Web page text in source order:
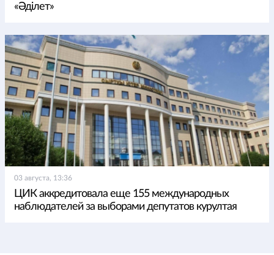
«Әділет»
03 августа, 13:36
ЦИК аккредитовала еще 155 международных
наблюдателей за выборами депутатов курултая